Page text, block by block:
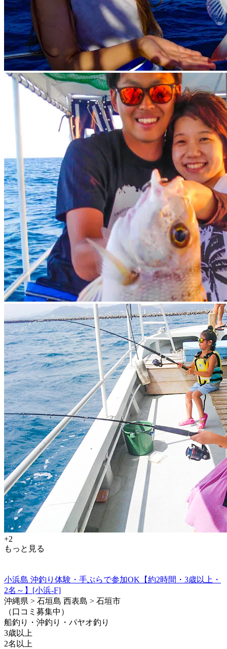
+2
もっと見る
小浜島 沖釣り体験・手ぶらで参加OK【約2時間・3歳以上・
2名～】[小浜-F]
沖縄県 > 石垣島 西表島 > 石垣市
（口コミ募集中）
船釣り・沖釣り・パヤオ釣り
3歳以上
2名以上